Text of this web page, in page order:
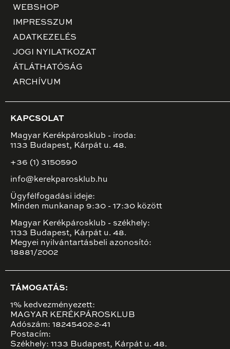
WEBSHOP
IMPRESSZUM
ADATKEZELÉS
JOGI NYILATKOZAT
ÁTLÁTHATÓSÁG
ARCHÍVUM
KAPCSOLAT
Magyar Kerékpárosklub - iroda:
1133 Budapest, Kárpát u. 48.
+36 (1) 3150590
info@kerekparosklub.hu
Ügyfélfogadási ideje:
Minden munkanap 9:30 - 17:30 között
Magyar Kerékpárosklub - székhely:
1133 Budapest, Kárpát u. 48.
Megyei nyilvántartásbeli azonosító:
18881/2002
TÁMOGATÁS:
1% kedvezményezett:
MAGYAR KERÉKPÁROSKLUB
Adószám: 18245402-2-41
Postacím:
Székhely: 1133 Budapest, Kárpát u. 48.